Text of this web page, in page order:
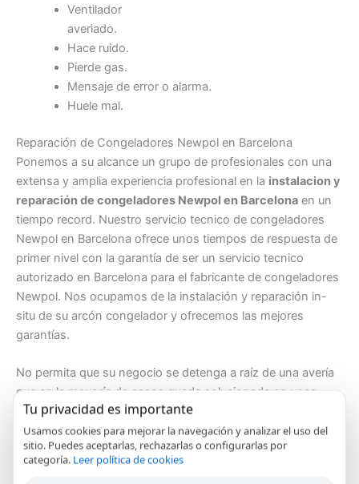
Ventilador
averiado.
Hace ruido.
Pierde gas.
Mensaje de error o alarma.
Huele mal.
Reparación de Congeladores Newpol en Barcelona
Ponemos a su alcance un grupo de profesionales con una
extensa y amplia experiencia profesional en la instalacion y
reparación de congeladores Newpol en Barcelona en un
tiempo record. Nuestro servicio tecnico de congeladores
Newpol en Barcelona ofrece unos tiempos de respuesta de
primer nivel con la garantía de ser un servicio tecnico
autorizado en Barcelona para el fabricante de congeladores
Newpol. Nos ocupamos de la instalación y reparación in-
situ de su arcón congelador y ofrecemos las mejores
garantías.
No permita que su negocio se detenga a raíz de una avería
que en la mayoría de casos queda solucionada en unas
pocas horas. Le brindamos un servicio tecnico
congeladores Newpol en Barcelona con toda la
profesionalidad y garantías que su negocio merece. Para
nosotros nuestros clientes son nuestra mejor carta de
Tu privacidad es importante
Usamos cookies para mejorar la navegación y analizar el uso del
sitio. Puedes aceptarlas, rechazarlas o configurarlas por
categoría. Leer política de cookies